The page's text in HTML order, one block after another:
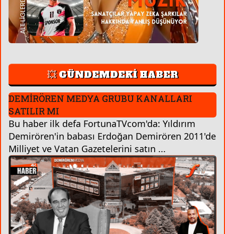
💥 GÜNDEMDEKİ HABER
DEMİRÖREN MEDYA GRUBU KANALLARI
SATILIR MI
Bu haber ilk defa FortunaTVcom'da: Yıldırım
Demirören'in babası Erdoğan Demirören 2011'de
Milliyet ve Vatan Gazetelerini satın ...